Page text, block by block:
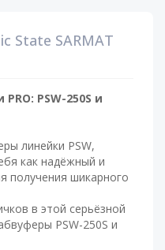
State SARMAT
PSW-250S и
линейки PSW,
как надёжный и
получения шикарного
в этой серьёзной
PSW-250S и